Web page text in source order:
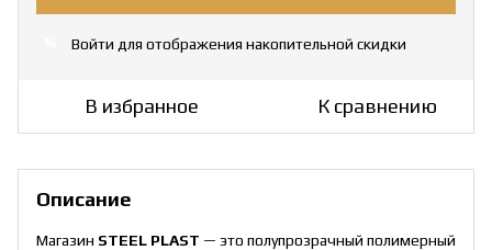
Войти для отображения накопительной скидки
В избранное К сравнению
Описание
Mагазин STEEL PLAST — это полупрозрачный полимерный